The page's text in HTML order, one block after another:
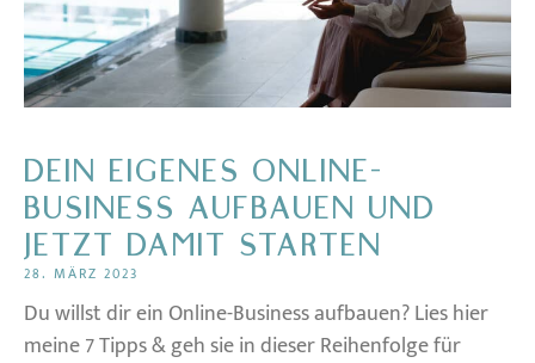
DEIN EIGENES ONLINE-
BUSINESS AUFBAUEN UND
JETZT DAMIT STARTEN
28. MÄRZ 2023
Du willst dir ein Online-Business aufbauen? Lies hier
meine 7 Tipps & geh sie in dieser Reihenfolge für